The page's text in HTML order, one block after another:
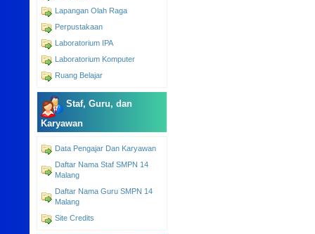
Lapangan Olah Raga
Perpustakaan
Laboratorium IPA
Laboratorium Komputer
Ruang Belajar
Staf, Guru, dan
Karyawan
Data Pengajar Dan Karyawan
Daftar Nama Staf SMPN 14
Malang
Daftar Nama Guru SMPN 14
Malang
Site Credits